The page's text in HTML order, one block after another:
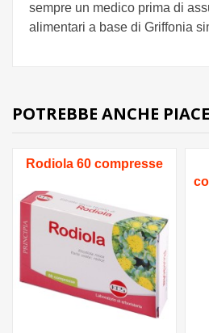
sempre un medico prima di
alimentari a base di Griffonia
POTREBBE ANCHE
Rodiola 60 compresse